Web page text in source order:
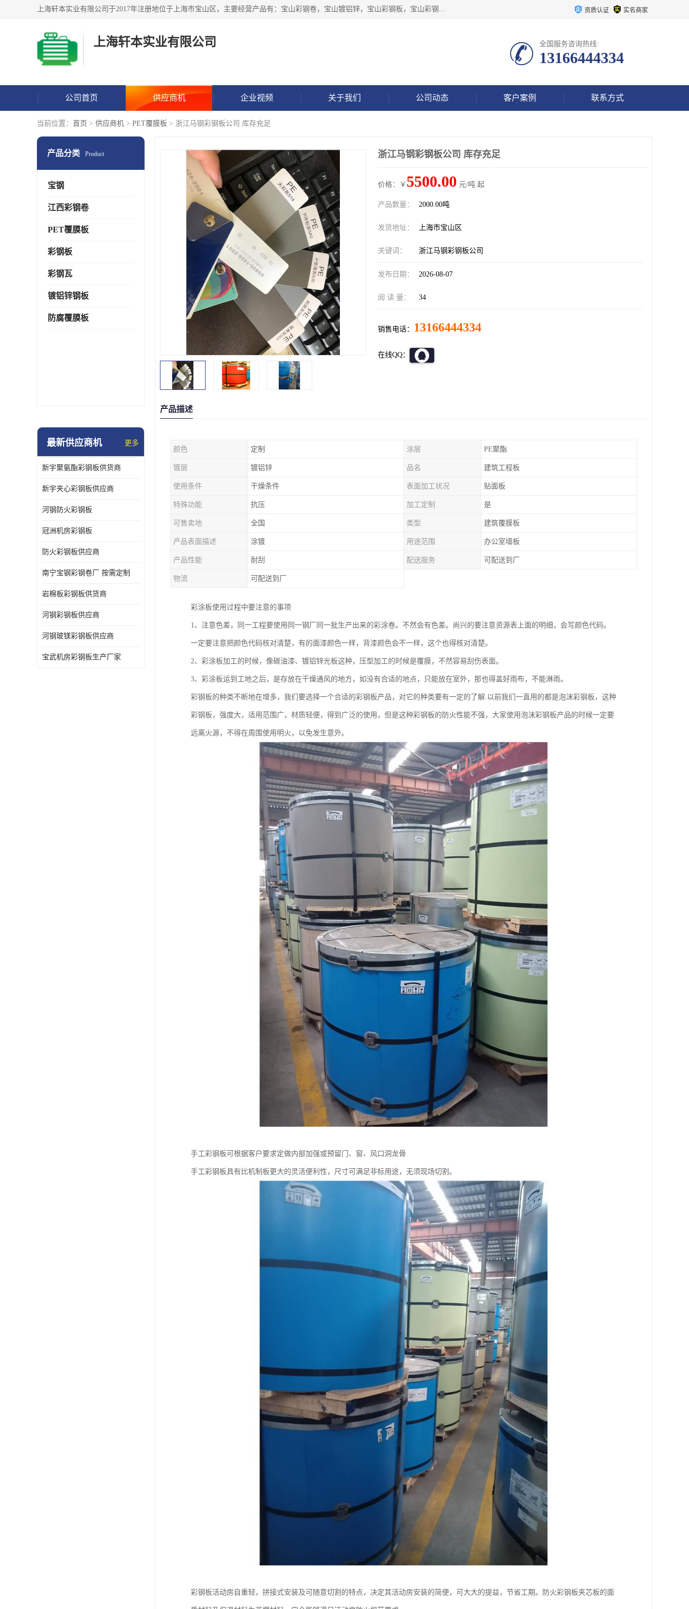
上海轩本实业有限公司于2017年注册地位于上海市宝山区，主要经营产品有：宝山彩钢卷，宝山镀铝锌，宝山彩钢板，宝山彩钢瓦等产品的生产和销售。 资质认证 实名商家
上海轩本实业有限公司 全国服务咨询热线:
13166444334
公司首页 供应商机 企业视频 关于我们 公司动态 客户案例 联系方式
当前位置： 首页 > 供应商机 > PET覆膜板 > 浙江马钢彩钢板公司 库存充足
产品分类 Product
宝钢
江西彩钢卷
PET覆膜板
彩钢板
彩钢瓦
镀铝锌钢板
防腐覆膜板
最新供应商机 更多
新宇聚氨酯彩钢板供货商
新宇夹心彩钢板供应商
河钢防火彩钢板
冠洲机房彩钢板
防火彩钢板供应商
南宁宝钢彩钢卷厂 按需定制
岩棉板彩钢板供货商
河钢彩钢板供应商
河钢玻镁彩钢板供应商
宝武机房彩钢板生产厂家
浙江马钢彩钢板公司 库存充足
价格：￥ 5500.00 元/吨 起
产品数量： 2000.00吨
发货地址： 上海市宝山区
关键词： 浙江马钢彩钢板公司
发布日期： 2026-08-07
阅 读 量： 34
销售电话： 13166444334
在线QQ：
产品描述
颜色 定制 涂层 PE聚酯
镀层 镀铝锌 品名 建筑工程板
使用条件 干燥条件 表面加工状况 贴面板
特殊功能 抗压 加工定制 是
可售卖地 全国 类型 建筑覆膜板
产品表面描述 涂镀 用途范围 办公室墙板
产品性能 耐刮 配送服务 可配送到厂
物流 可配送到厂
彩涂板使用过程中要注意的事项
1、注意色差，同一工程要使用同一钢厂同一批生产出来的彩涂卷。不然会有色差。尚兴的要注意资源表上面的明细，会写颜色代码。
一定要注意把颜色代码核对清楚，有的面漆颜色一样，背漆颜色会不一样，这个也得核对清楚。
2、彩涂板加工的时候，像碳油漆、镀铝锌光板这种，压型加工的时候是覆膜，不然容易刮伤表面。
3、彩涂板运到工地之后，是存放在干燥通风的地方，如没有合适的地点，只能放在室外，那也得盖好雨布，不能淋雨。
彩钢板的种类不断地在增多，我们要选择一个合适的彩钢板产品，对它的种类要有一定的了解.以前我们一直用的都是泡沫彩钢板，这种
彩钢板，强度大，适用范围广，材质轻便，得到广泛的使用，但是这种彩钢板的防火性能不强，大家使用泡沫彩钢板产品的时候一定要
远离火源，不得在周围使用明火，以免发生意外。
手工彩钢板可根据客户要求定做内部加强或预留门、窗、风口洞龙骨
手工彩钢板具有比机制板更大的灵活便利性，尺寸可满足非标用途，无须现场切割。
彩钢板活动房自重轻，拼接式安装及可随意切割的特点，决定其活动房安装的简便，可大大的提益，节省工期。防火彩钢板夹芯板的面